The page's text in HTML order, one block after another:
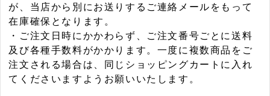
が、当店から別にお送りするご連絡メールをもって
在庫確保となります。
・ご注文日時にかかわらず、ご注文番号ごとに送料
及び各種手数料がかかります。一度に複数商品をご
注文される場合は、同じショッピングカートに入れ
てくださいますようお願いいたします。